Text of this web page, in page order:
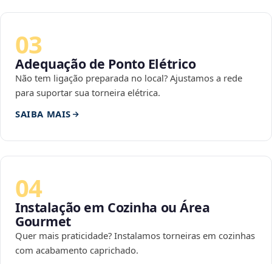
03
Adequação de Ponto Elétrico
Não tem ligação preparada no local? Ajustamos a rede
para suportar sua torneira elétrica.
SAIBA MAIS
04
Instalação em Cozinha ou Área
Gourmet
Quer mais praticidade? Instalamos torneiras em cozinhas
com acabamento caprichado.